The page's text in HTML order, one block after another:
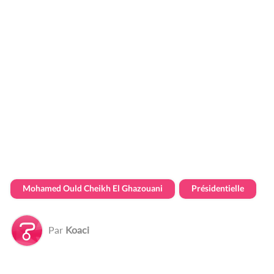
Mohamed Ould Cheikh El Ghazouani Présidentielle
Par Koaci